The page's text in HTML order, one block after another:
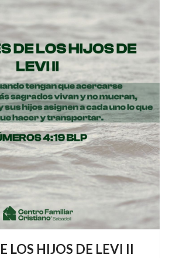
LOS HIJOS DE LEVI II